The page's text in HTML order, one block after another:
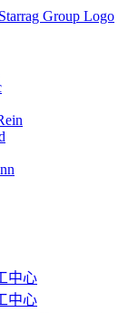
中心
中心